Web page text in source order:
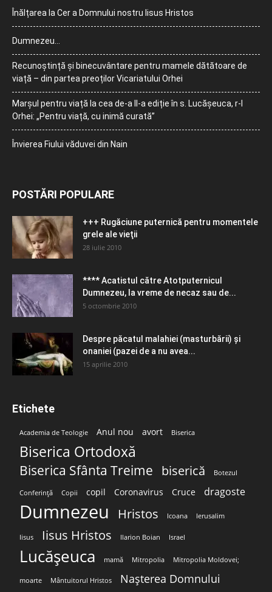
Înălțarea la Cer a Domnului nostru Iisus Hristos
Dumnezeu…
Recunoștință și binecuvântare pentru mamele dătătoare de
viață – din partea preoților Vicariatului Orhei
Marșul pentru viață la cea de-a II-a ediție în s. Lucășeuca, r-l
Orhei: „Pentru viață, cu inimă curată”
Învierea Fiului văduvei din Nain
POSTĂRI POPULARE
+++ Rugăciune puternică pentru momentele
grele ale vieţii
28 iulie 2010
**** Acatistul către Atotputernicul
Dumnezeu, la vreme de necaz sau de...
5 octombrie 2010
Despre păcatul malahiei (masturbării) şi
onaniei (pazei de a nu avea...
15 aprilie 2010
Etichete
Academia de Teologie Anul nou avort Biserica
Biserica Ortodoxă
Biserica Sfânta Treime biserică Botezul
Conferință Copii copil Coronavirus Cruce dragoste
Dumnezeu Hristos Icoana Ierusalim
Iisus Iisus Hristos Ilarion Boian Israel
Lucășeuca mamă Mitropolia Mitropolia Moldovei;
moarte Mântuitorul Hristos Nașterea Domnului